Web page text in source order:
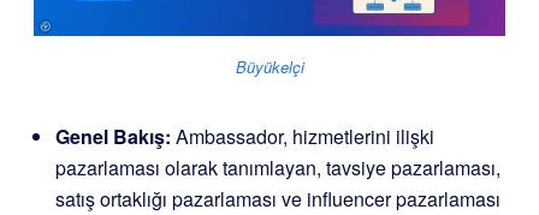
Büyükelçi
Genel Bakış: Ambassador, hizmetlerini ilişki
pazarlaması olarak tanımlayan, tavsiye pazarlaması,
satış ortaklığı pazarlaması ve influencer pazarlaması